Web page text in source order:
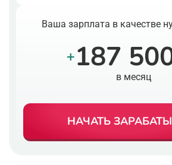
Ваша зарплата в качестве
+187
в месяц
НАЧАТЬ